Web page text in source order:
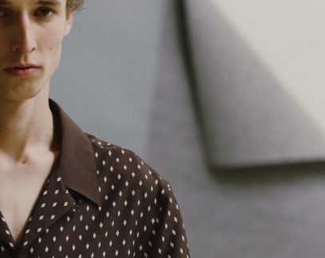
Art&Design Watch
Gourmet
Product
Lifestyle
Magazine Official Columnist